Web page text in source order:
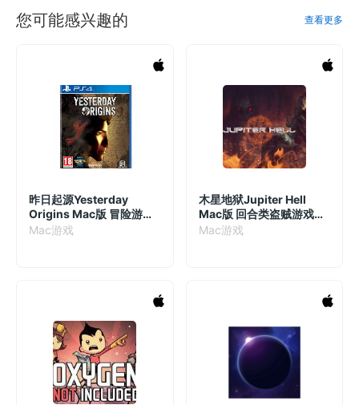
您可能感兴趣的 查看更多
昨日起源Yesterday
Origins Mac版 冒险游戏
v08.12.2023(5.5.0p4)
Mac游戏
木星地狱Jupiter Hell
Mac版 回合类盗贼游戏
v1.8h
Mac游戏